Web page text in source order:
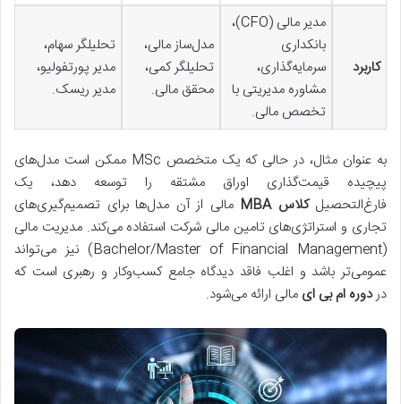
کاربرد
مدیر مالی (CFO)،
بانکداری
سرمایه‌گذاری،
مشاوره مدیریتی با
تخصص مالی.
مدل‌ساز مالی،
تحلیلگر کمی،
محقق مالی.
تحلیلگر سهام،
مدیر پورتفولیو،
مدیر ریسک.
به عنوان مثال، در حالی که یک متخصص MSc ممکن است مدل‌های
پیچیده قیمت‌گذاری اوراق مشتقه را توسعه دهد، یک
فارغ‌التحصیل کلاس MBA
مالی از آن مدل‌ها برای تصمیم‌گیری‌های
تجاری و استراتژی‌های تامین مالی شرکت استفاده می‌کند. مدیریت مالی
(Bachelor/Master of Financial Management) نیز می‌تواند
عمومی‌تر باشد و اغلب فاقد دیدگاه جامع کسب‌وکار و رهبری است که
دردوره ام بی ای مالی ارائه می‌شود.